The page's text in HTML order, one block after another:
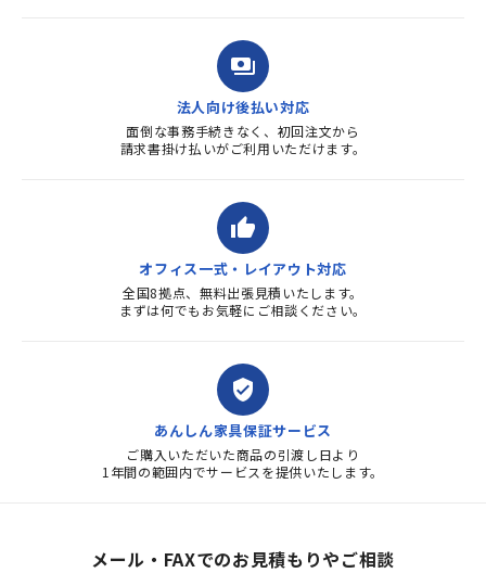
payments
法人向け後払い対応
面倒な事務手続きなく、初回注文から
請求書掛け払いがご利用いただけます。
thumb_up
オフィス一式・レイアウト対応
全国8拠点、無料出張見積いたします。
まずは何でもお気軽にご相談ください。
verified_user
あんしん家具保証サービス
ご購入いただいた商品の引渡し日より
1年間の範囲内でサービスを提供いたします。
メール・FAXでのお見積もりやご相談